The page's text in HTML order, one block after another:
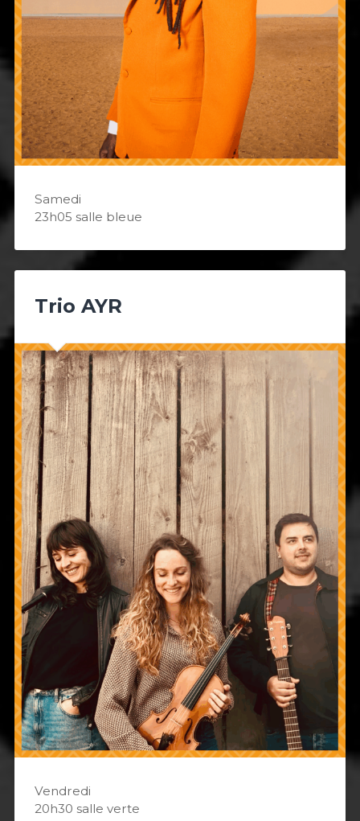
Samedi
23h05 salle bleue
Trio AYR
Vendredi
20h30 salle verte